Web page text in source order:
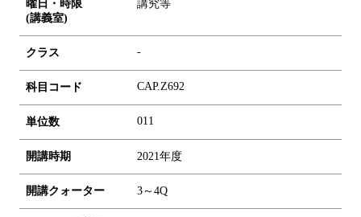
曜日・時限
(講義室)
講究等
クラス -
科目コード CAP.Z692
単位数 01 1
開講時期 2021年度
開講クォーター 3～4Q